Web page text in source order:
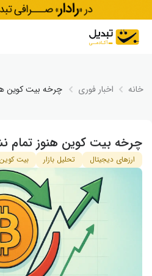
Skip to content
خانه اخبار فوری چرخه بیت ‌کوین
چرخه بیت ‌کوین هنوز تمام
ارزهای دیجیتال تحلیل بازار بیت کوین